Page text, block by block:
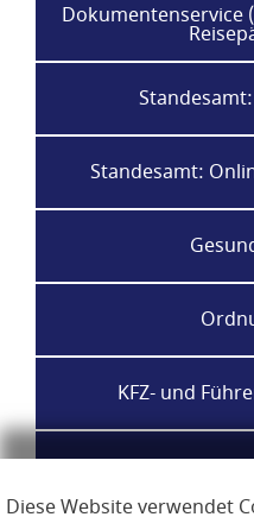
Diese Website verwendet
Dokumentenservice
Standesamt:
KFZ- und